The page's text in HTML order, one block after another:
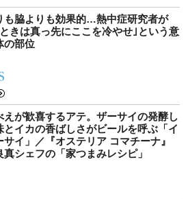
も脇よりも効果的…熱中症研究者が
きは真っ先にここを冷やせ｣という意
の部位
えが歓喜するアテ。ザーサイの発酵し
とイカの香ばしさがビールを呼ぶ「イ
サイ」／『オステリア コマチーナ』
真シェフの「家つまみレシピ」